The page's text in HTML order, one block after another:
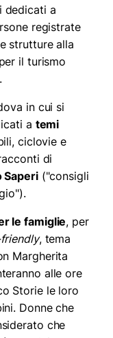
dedicati a
registrate
strutture alla
il turismo
in cui si
a temi
ciclovie e
di
Saperi("consigli
le famiglie, per
, tema
Margherita
alle ore
Storie le loro
Donne che
che